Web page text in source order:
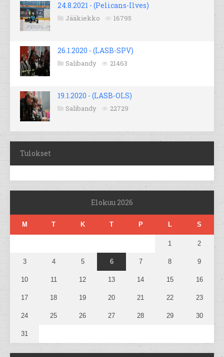
24.8.2021 - (Pelicans-Ilves)
Jääkiekko 16795
26.1.2020 - (LASB-SPV)
Salibandy 21463
19.1.2020 - (LASB-OLS)
Salibandy 22729
Tulokset
Elokuu 2026
M T K T P L S
1 2
3 4 5 6 7 8 9
10 11 12 13 14 15 16
17 18 19 20 21 22 23
24 25 26 27 28 29 30
31